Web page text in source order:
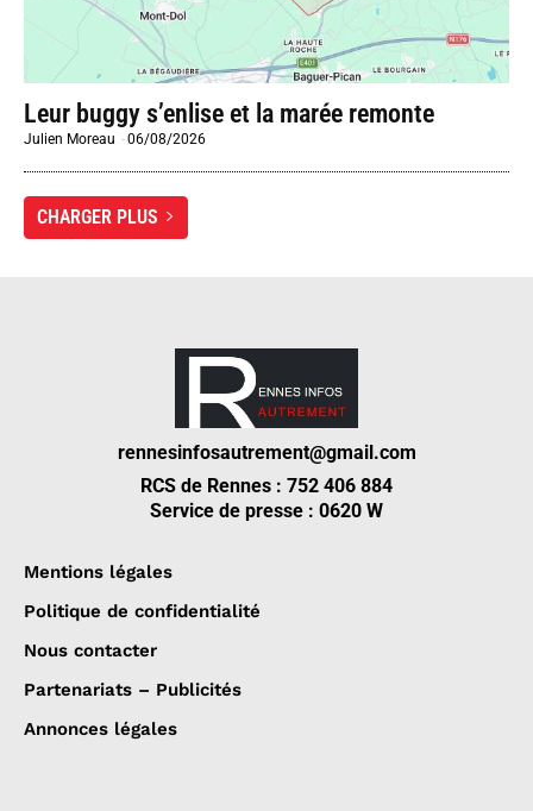
Leur buggy s’enlise et la marée remonte
Julien Moreau -06/08/2026
CHARGER PLUS
rennesinfosautrement@gmail.com
RCS de Rennes : 752 406 884
Service de presse : 0620 W
Mentions légales
Politique de confidentialité
Nous contacter
Partenariats – Publicités
Annonces légales